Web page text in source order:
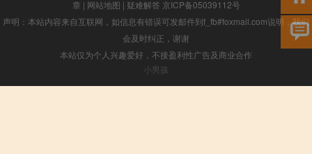
章 | 网站地图 | 疑难解答 京ICP备05039112号
声明：本站内容来自互联网，如信息有错误可发邮件到f_fb#foxmail.com说明，我们
会及时纠正，谢谢
本站仅为个人兴趣爱好，不接盈利性广告及商业合作
小男孩